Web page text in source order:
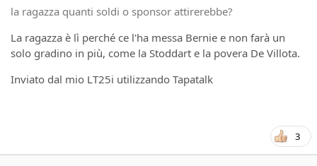
la ragazza quanti soldi o sponsor attirerebbe?
La ragazza è lì perché ce l'ha messa Bernie e non farà un
solo gradino in più, come la Stoddart e la povera De Villota.
Inviato dal mio LT25i utilizzando Tapatalk
3